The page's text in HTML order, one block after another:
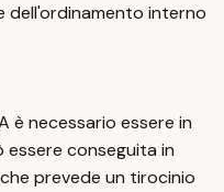
dell'ordinamento interno
è necessario essere in
essere conseguita in
prevede un tirocinio